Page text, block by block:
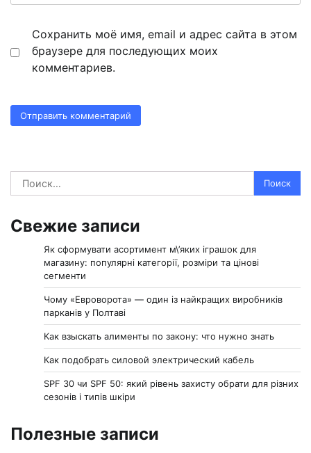
Сохранить моё имя, email и адрес сайта в этом
браузере для последующих моих
комментариев.
Найти:
Свежие записи
Як сформувати асортимент м\’яких іграшок для
магазину: популярні категорії, розміри та цінові
сегменти
Чому «Евроворота» — один із найкращих виробників
парканів у Полтаві
Как взыскать алименты по закону: что нужно знать
Как подобрать силовой электрический кабель
SPF 30 чи SPF 50: який рівень захисту обрати для різних
сезонів і типів шкіри
Полезные записи